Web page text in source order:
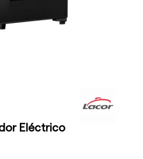
Eléctrico